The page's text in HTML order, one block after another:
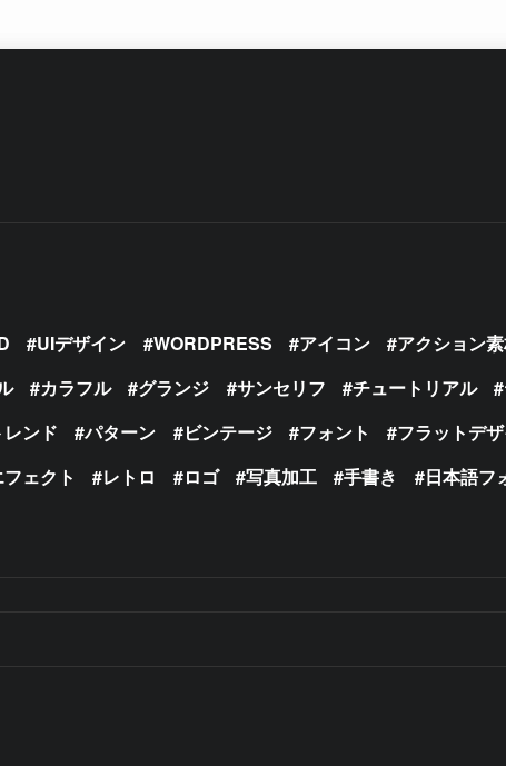
UIデザイン WORDPRESS アイコン
アクション
カラフル グランジ サンセリフ チュートリアル
ンド パターン ビンテージ フォント フラットデ
ェクト レトロ ロゴ 写真加工 手書き 日本語フ